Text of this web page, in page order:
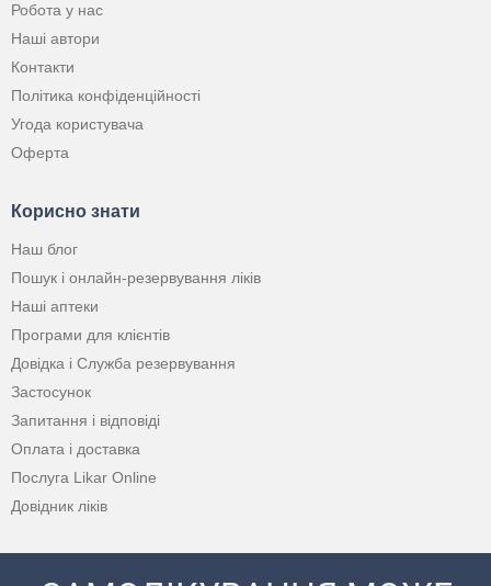
Робота у нас
Наші автори
Контакти
Політика конфіденційності
Угода користувача
Оферта
Корисно знати
Наш блог
Пошук і онлайн-резервування ліків
Наші аптеки
Програми для клієнтів
Довідка і Служба резервування
Застосунок
Запитання і відповіді
Оплата і доставка
Послуга Likar Online
Довідник ліків